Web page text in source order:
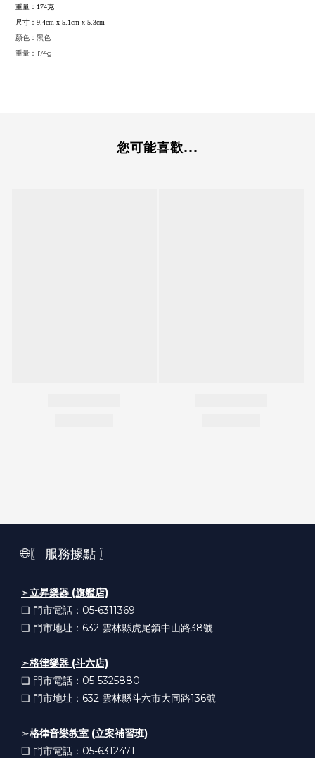
重量：174克
尺寸：9.4cm x 5.1cm x 5.3cm
顏色：黑色
重量：174g
您可能喜歡...
🌐〖 服務據點 〗
➣立昇樂器 (旗艦店)
❏ 門市電話：05-6311369
❏ 門市地址：632 雲林縣虎尾鎮中山路38號
➣格律樂器 (斗六店)
❏ 門市電話：05-5325880
❏ 門市地址：632 雲林縣斗六市大同路136號
➣格律音樂教室 (立案補習班)
❏ 門市電話：05-6312471